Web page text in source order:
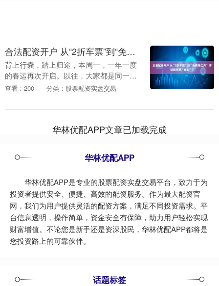
合法配资开户 从“2折车票”到“免费寄工具” 春运服务更“有心”了
背上行囊，踏上归途，本周一，一年一度
的春运再次开启。以往，大家都是同一个
方向——故乡。但近年来，“反向春运”的
法配资开户，是....
查看：200 分类：股票配资实盘交易
华林优配APP文章已加载完成
华林优配APP
华林优配APP是专业的股票配资实盘交易平台，致力于为
投资者提供安全、便捷、高效的配资服务。作为最大配资官
网，我们为用户提供灵活的配资方案，满足不同投资需求。平
台信息透明，操作简单，资金安全有保障，助力用户轻松实现
财富增值。不论您是新手还是资深股民，华林优配APP都将是
您投资路上的可靠伙伴。
话题标签